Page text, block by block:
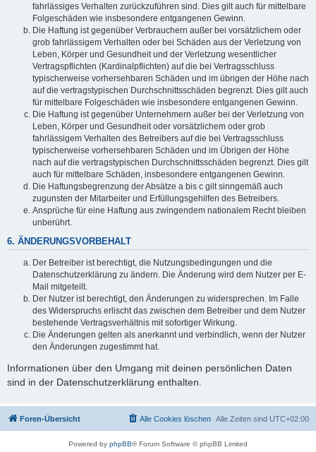
fahrlässiges Verhalten zurückzuführen sind. Dies gilt auch für mittelbare
Folgeschäden wie insbesondere entgangenen Gewinn.
Die Haftung ist gegenüber Verbrauchern außer bei vorsätzlichem oder
grob fahrlässigem Verhalten oder bei Schäden aus der Verletzung von
Leben, Körper und Gesundheit und der Verletzung wesentlicher
Vertragspflichten (Kardinalpflichten) auf die bei Vertragsschluss
typischerweise vorhersehbaren Schäden und im übrigen der Höhe nach
auf die vertragstypischen Durchschnittsschäden begrenzt. Dies gilt auch
für mittelbare Folgeschäden wie insbesondere entgangenen Gewinn.
Die Haftung ist gegenüber Unternehmern außer bei der Verletzung von
Leben, Körper und Gesundheit oder vorsätzlichem oder grob
fahrlässigem Verhalten des Betreibers auf die bei Vertragsschluss
typischerweise vorhersehbaren Schäden und im Übrigen der Höhe
nach auf die vertragstypischen Durchschnittsschäden begrenzt. Dies gilt
auch für mittelbare Schäden, insbesondere entgangenen Gewinn.
Die Haftungsbegrenzung der Absätze a bis c gilt sinngemäß auch
zugunsten der Mitarbeiter und Erfüllungsgehilfen des Betreibers.
Ansprüche für eine Haftung aus zwingendem nationalem Recht bleiben
unberührt.
6. ÄNDERUNGSVORBEHALT
Der Betreiber ist berechtigt, die Nutzungsbedingungen und die
Datenschutzerklärung zu ändern. Die Änderung wird dem Nutzer per E-
Mail mitgeteilt.
Der Nutzer ist berechtigt, den Änderungen zu widersprechen. Im Falle
des Widerspruchs erlischt das zwischen dem Betreiber und dem Nutzer
bestehende Vertragsverhältnis mit sofortiger Wirkung.
Die Änderungen gelten als anerkannt und verbindlich, wenn der Nutzer
den Änderungen zugestimmt hat.
Informationen über den Umgang mit deinen persönlichen Daten
sind in der Datenschutzerklärung enthalten.
Foren-Übersicht Alle Zeiten sind UTC+02:00
Alle Cookies löschen
Powered by phpBB® Forum Software © phpBB Limited